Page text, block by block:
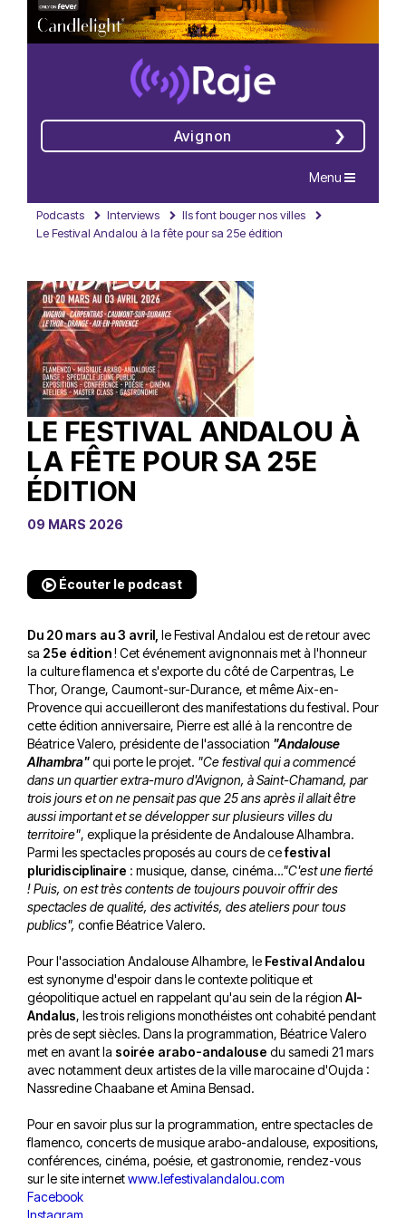
Avignon
Navigation
Menu
Podcasts Interviews
Ils font bouger nos villes
Le Festival Andalou à la fête pour sa 25e édition
LE FESTIVAL ANDALOU À
LA FÊTE POUR SA 25E
ÉDITION
09 MARS 2026
Écouter le podcast
Du 20 mars au 3 avril, le Festival Andalou est de retour avec
sa 25e édition! Cet événement avignonnais met à l'honneur
la culture flamenca et s'exporte du côté de Carpentras, Le
Thor, Orange, Caumont-sur-Durance, et même Aix-en-
Provence qui accueilleront des manifestations du festival. Pour
cette édition anniversaire, Pierre est allé à la rencontre de
Béatrice Valero, présidente de l'association "Andalouse
Alhambra"qui porte le projet. "Ce festival qui a commencé
dans un quartier extra-muro d'Avignon, à Saint-Chamand, par
trois jours et on ne pensait pas que 25 ans après il allait être
aussi important et se développer sur plusieurs villes du
territoire", explique la présidente de Andalouse Alhambra.
Parmi les spectacles proposés au cours de cefestival
pluridisciplinaire : musique, danse, cinéma..."C'est une fierté
! Puis, on est très contents de toujours pouvoir offrir des
spectacles de qualité, des activités, des ateliers pour tous
publics", confie Béatrice Valero.
Pour l'association Andalouse Alhambre, le Festival Andalou
est synonyme d'espoir dans le contexte politique et
géopolitique actuel en rappelant qu'au sein de la région Al-
Andalus, les trois religions monothéistes ont cohabité pendant
près de sept siècles. Dans la programmation, Béatrice Valero
met en avant la soirée arabo-andalouse du samedi 21 mars
avec notamment deux artistes de la ville marocaine d'Oujda :
Nassredine Chaabane et Amina Bensad.
Pour en savoir plus sur la programmation, entre spectacles de
flamenco, concerts de musique arabo-andalouse, expositions,
conférences, cinéma, poésie, et gastronomie, rendez-vous
sur le site internetwww.lefestivalandalou.com
Facebook
Instagram